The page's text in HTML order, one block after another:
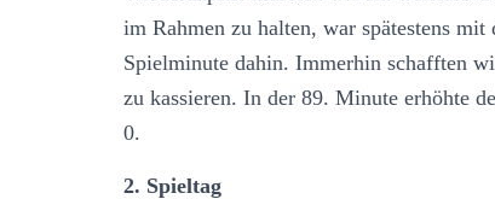
im Rahmen zu halten, war spätestens
Spielminute dahin. Immerhin schafften
zu kassieren. In der 89. Minute erhöhte
0.
2. Spieltag